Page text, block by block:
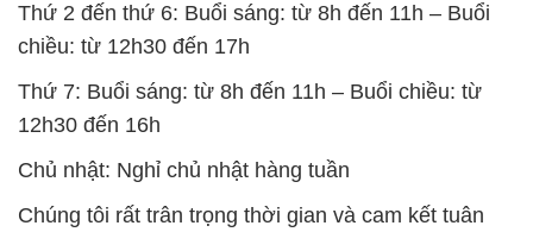
Thứ 2 đến thứ 6: Buổi sáng: từ 8h đến 11h – Buổi
chiều: từ 12h30 đến 17h
Thứ 7: Buổi sáng: từ 8h đến 11h – Buổi chiều: từ
12h30 đến 16h
Chủ nhật: Nghỉ chủ nhật hàng tuần
Chúng tôi rất trân trọng thời gian và cam kết tuân